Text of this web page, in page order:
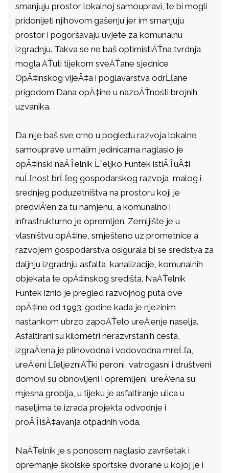
smanjuju prostor lokalnoj samoupravi, te bi mogli
pridonijeti njihovom gašenju jer im smanjuju
prostor i pogoršavaju uvjete za komunalnu
izgradnju. Takva se ne baš optimistiÄŤna tvrdnja
mogla ÄŤuti tijekom sveÄŤane sjednice
OpÄ‡inskog vijeÄ‡a i poglavarstva odrĹľane
prigodom Dana opÄ‡ine u nazoÄŤnosti brojnih
uzvanika.
Da nije baš sve crno u pogledu razvoja lokalne
samouprave u malim jedinicama naglasio je
opÄ‡inski naÄŤelnik Ĺ˝eljko Funtek istiÄŤuÄ‡i
nuĹľnost brĹľeg gospodarskog razvoja, malog i
srednjeg poduzetništva na prostoru koji je
predviÄ‘en za tu namjenu, a komunalno i
infrastrukturno je opremljen. Zemljište je u
vlasništvu opÄ‡ine, smješteno uz prometnice a
razvojem gospodarstva osigurala bi se sredstva za
daljnju izgradnju asfalta, kanalizacije, komunalnih
objekata te opÄ‡inskog središta. NaÄŤelnik
Funtek iznio je pregled razvojnog puta ove
opÄ‡ine od 1993. godine kada je njezinim
nastankom ubrzo zapoÄŤelo ureÄ‘enje naselja.
Asfaltirani su kilometri nerazvrstanih cesta,
izgraÄ‘ena je plinovodna i vodovodna mreĹľa,
ureÄ‘eni ĹľeljezniÄŤki peroni, vatrogasni i društveni
domovi su obnovljeni i opremljeni, ureÄ‘ena su
mjesna groblja, u tijeku je asfaltiranje ulica u
naseljima te izrada projekta odvodnje i
proÄŤišÄ‡avanja otpadnih voda.
NaÄŤelnik je s ponosom naglasio završetak i
opremanje školske sportske dvorane u kojoj je i